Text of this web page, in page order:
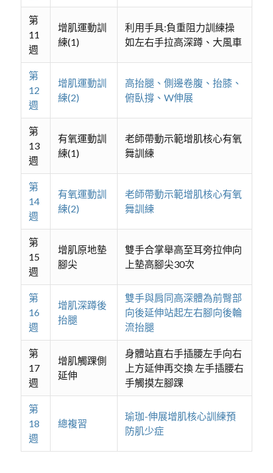
第
11
週
增肌運動訓
練(1)
利用手具:負重阻力訓練操
如左右手拉高深蹲、大風車
第
12
週
增肌運動訓
練(2)
高抬腿、側邊卷腹、抬膝、
俯臥撐、W伸展
第
13
週
有氧運動訓
練(1)
老師帶動示範增肌核心有氧
舞訓練
第
14
週
有氧運動訓
練(2)
老師帶動示範增肌核心有氧
舞訓練
第
15
週
增肌原地墊
腳尖
雙手合掌舉高至耳旁拉伸向
上墊高腳尖30次
第
16
週
增肌深蹲後
抬腿
雙手與肩同高深體為前臀部
向後延伸站起左右腳向後輪
流抬腿
第
17
週
增肌觸踝側
延伸
身體站直右手插腰左手向右
上方延伸再交換 左手插腰右
手觸摸左腳踝
第
18
週
總複習
瑜珈-伸展增肌核心訓練預
防肌少症